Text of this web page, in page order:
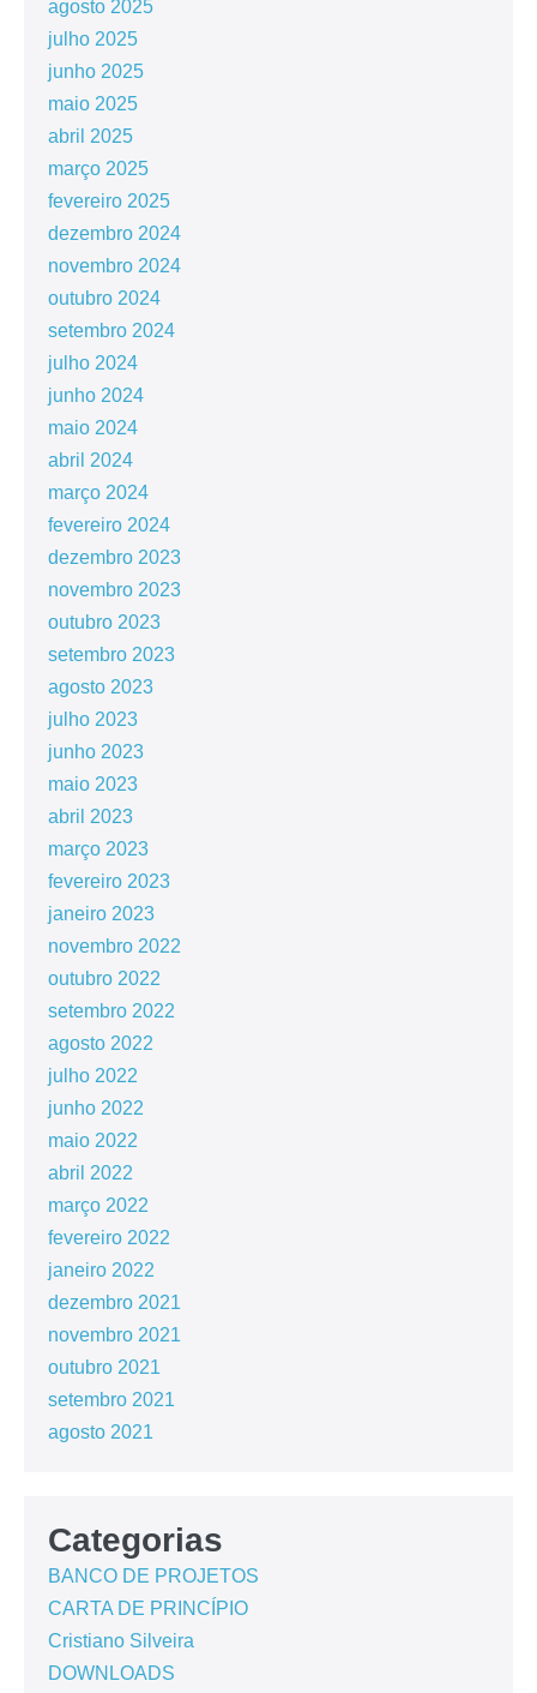
agosto 2025
julho 2025
junho 2025
maio 2025
abril 2025
março 2025
fevereiro 2025
dezembro 2024
novembro 2024
outubro 2024
setembro 2024
julho 2024
junho 2024
maio 2024
abril 2024
março 2024
fevereiro 2024
dezembro 2023
novembro 2023
outubro 2023
setembro 2023
agosto 2023
julho 2023
junho 2023
maio 2023
abril 2023
março 2023
fevereiro 2023
janeiro 2023
novembro 2022
outubro 2022
setembro 2022
agosto 2022
julho 2022
junho 2022
maio 2022
abril 2022
março 2022
fevereiro 2022
janeiro 2022
dezembro 2021
novembro 2021
outubro 2021
setembro 2021
agosto 2021
Categorias
BANCO DE PROJETOS
CARTA DE PRINCÍPIO
Cristiano Silveira
DOWNLOADS